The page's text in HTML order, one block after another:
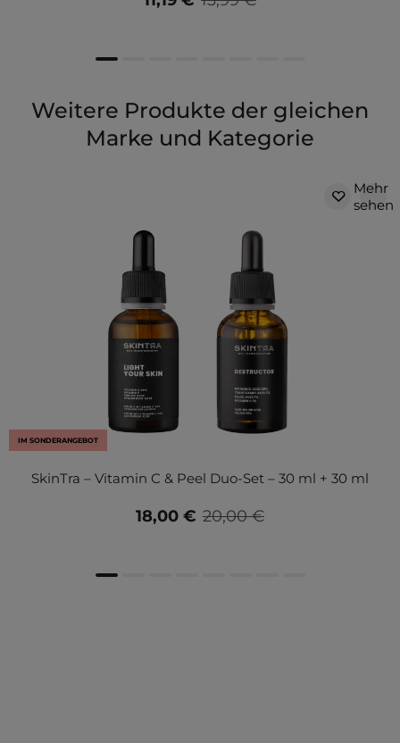
Weitere Produkte der gleichen
Marke und Kategorie
IM SONDERANGEBOT
SkinTra – Vitamin C & Peel Duo-Set – 30 ml + 30 ml
20,00 €
18,00 €
Mehr
sehen